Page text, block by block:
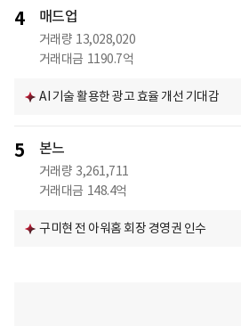
4 매드업
거래량 13,028,020
거래대금 1190.7억
AI 기술 활용한 광고 효율 개선 기대감
5 본느
거래량 3,261,711
거래대금 148.4억
구미현 전 아워홈 회장 경영권 인수